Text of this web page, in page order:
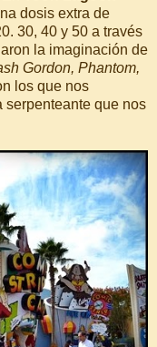
dosis extra de
30, 40 y 50 a través
la imaginación de
Gordon, Phantom,
los que nos
serpenteante que nos